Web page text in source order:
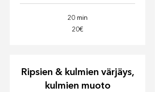
20 min
20€
Ripsien & kulmien värjäys,
kulmien muoto